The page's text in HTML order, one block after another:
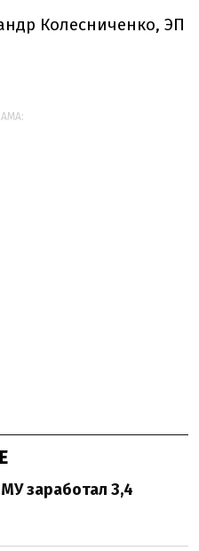
Колесниченко, ЭП
заработал 3,4